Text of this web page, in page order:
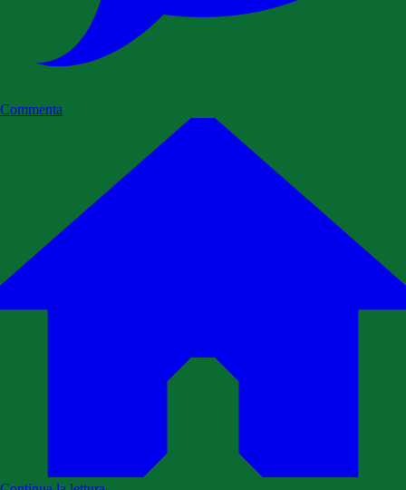
Commenta